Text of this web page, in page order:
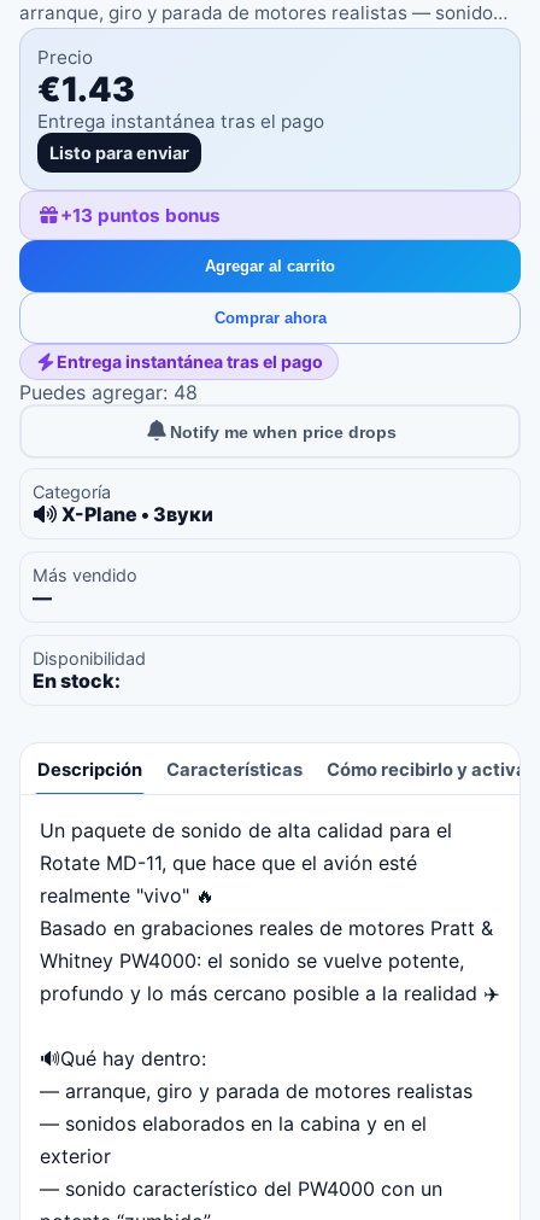
arranque, giro y parada de motores realistas — sonido…
Precio
€1.43
Entrega instantánea tras el pago
Listo para enviar
+13 puntos bonus
Agregar al carrito
Comprar ahora
Entrega instantánea tras el pago
Puedes agregar: 48
Notify me when price drops
Categoría
X-Plane • Звуки
Más vendido
—
Disponibilidad
En stock:
Descripción Características Cómo recibirlo y
Descripción
Un paquete de sonido de alta calidad para el
Rotate MD-11, que hace que el avión esté
realmente "vivo" 🔥
Basado en grabaciones reales de motores Pratt &
Whitney PW4000: el sonido se vuelve potente,
profundo y lo más cercano posible a la realidad ✈️
🔊Qué hay dentro:
— arranque, giro y parada de motores realistas
— sonidos elaborados en la cabina y en el
exterior
— sonido característico del PW4000 con un